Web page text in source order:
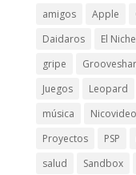
amigos Apple
Daidaros
El Niche
gripe
Juegos
Leopard
música
Nicovideo
Proyectos
PSP
salud
Sandbox